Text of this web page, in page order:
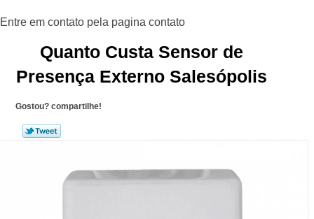
Quanto Custa Sensor de
Presença Externo Salesópolis
Gostou? compartilhe!